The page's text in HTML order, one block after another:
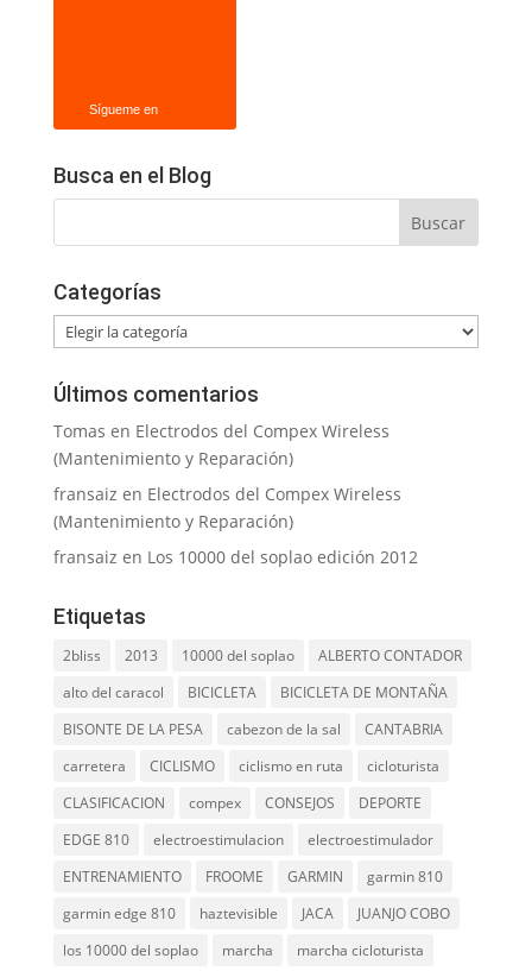
Sígueme en
Busca en el Blog
Categorías
Categorías
Últimos comentarios
Tomas en Electrodos del Compex Wireless
(Mantenimiento y Reparación)
fransaiz en Electrodos del Compex Wireless
(Mantenimiento y Reparación)
fransaiz en Los 10000 del soplao edición 2012
Etiquetas
2bliss 2013 10000 del soplao
ALBERTO CONTADOR
alto del caracol
BICICLETA
BICICLETA DE MONTAÑA
BISONTE DE LA PESA
cabezon de la sal
CANTABRIA
carretera
CICLISMO ciclismo en ruta
cicloturista
CLASIFICACION
compex CONSEJOS
DEPORTE
EDGE 810
electroestimulacion
electroestimulador
ENTRENAMIENTO
FROOME GARMIN
garmin 810
garmin edge 810
haztevisible JACA
JUANJO COBO
los 10000 del soplao
marcha marcha cicloturista